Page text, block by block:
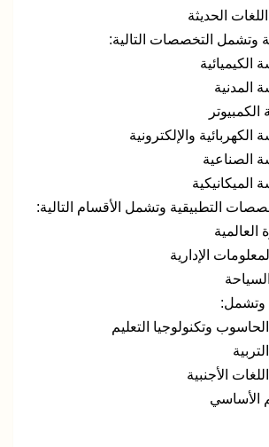
الحديثة
وتشمل التخصصات التالية:
الكيميائية
المدنية
والإلكترونية
الصناعية
الميكانيكية
التطبيقية وتشمل الأقسام التالية:
العالمية
الإدارية
وتشمل:
وتكنولوجيا التعليم
الأجنبية
الأساسي